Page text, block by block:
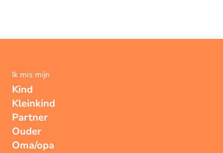
Ik mis mijn
Kind
Kleinkind
Partner
Ouder
Oma/opa